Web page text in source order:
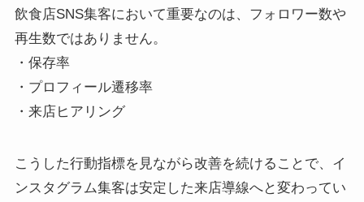
飲食店SNS集客において重要なのは、フォロワー数や
再生数ではありません。
・保存率
・プロフィール遷移率
・来店ヒアリング
こうした行動指標を見ながら改善を続けることで、イ
ンスタグラム集客は安定した来店導線へと変わってい